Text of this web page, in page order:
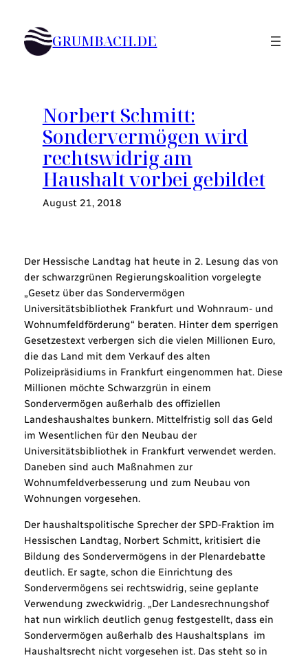
Inhalt
springen GRUMBACH.DE
Norbert Schmitt:
Sondervermögen wird
rechtswidrig am
Haushalt vorbei gebildet
August 21, 2018
Der Hessische Landtag hat heute in 2. Lesung das von
der schwarzgrünen Regierungskoalition vorgelegte
„Gesetz über das Sondervermögen
Universitätsbibliothek Frankfurt und Wohnraum- und
Wohnumfeldförderung“ beraten. Hinter dem sperrigen
Gesetzestext verbergen sich die vielen Millionen Euro,
die das Land mit dem Verkauf des alten
Polizeipräsidiums in Frankfurt eingenommen hat. Diese
Millionen möchte Schwarzgrün in einem
Sondervermögen außerhalb des offiziellen
Landeshaushaltes bunkern. Mittelfristig soll das Geld
im Wesentlichen für den Neubau der
Universitätsbibliothek in Frankfurt verwendet werden.
Daneben sind auch Maßnahmen zur
Wohnumfeldverbesserung und zum Neubau von
Wohnungen vorgesehen.
Der haushaltspolitische Sprecher der SPD-Fraktion im
Hessischen Landtag, Norbert Schmitt, kritisiert die
Bildung des Sondervermögens in der Plenardebatte
deutlich. Er sagte, schon die Einrichtung des
Sondervermögens sei rechtswidrig, seine geplante
Verwendung zweckwidrig. „Der Landesrechnungshof
hat nun wirklich deutlich genug festgestellt, dass ein
Sondervermögen außerhalb des Haushaltsplans im
Haushaltsrecht nicht vorgesehen ist. Das steht so in